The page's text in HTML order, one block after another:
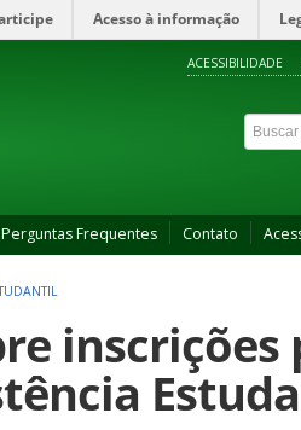
Acesso à informação
ACESSIBILIDADE
Perguntas Frequentes Contato
inscrições